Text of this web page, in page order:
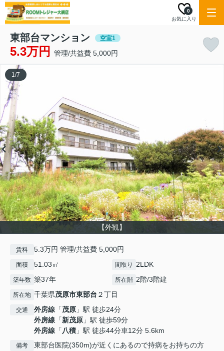
お気に入り
0
東部台マンション 空室1
5.3万円 管理/共益費 5,000円
【外観】
1/7
賃料 5.3万円 管理/共益費 5,000円
面積 51.03㎡ 間取り 2LDK
築年数 築37年 所在階 2階/3階建
所在地 千葉県茂原市東部台 ２丁目
交通 外房線 「茂原 」駅 徒歩24分
外房線 「新茂原 」駅 徒歩59分
外房線 「八積 」駅 徒歩44分車12分 5.6km
備考
東部台医院(350m)が近くにあるので持病をお持ちの方